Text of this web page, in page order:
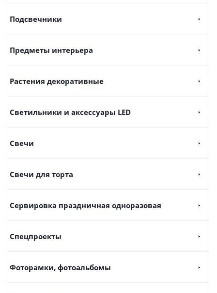
Подсвечники
Предметы интерьера
Растения декоративные
Светильники и аксессуары LED
Свечи
Свечи для торта
Сервировка праздничная одноразовая
Спецпроекты
Фоторамки, фотоальбомы